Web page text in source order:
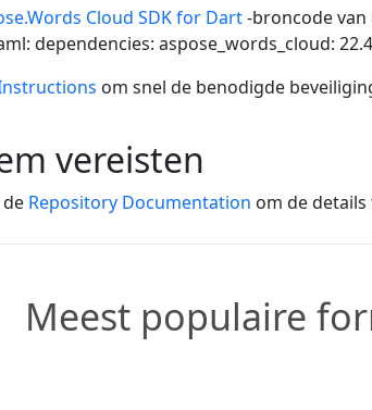
Cloud SDK for Dart-broncode
dependencies: aspose_words_cloud:
om snel de benodigde
vereisten
Repository Documentation om de details
Meest populaire